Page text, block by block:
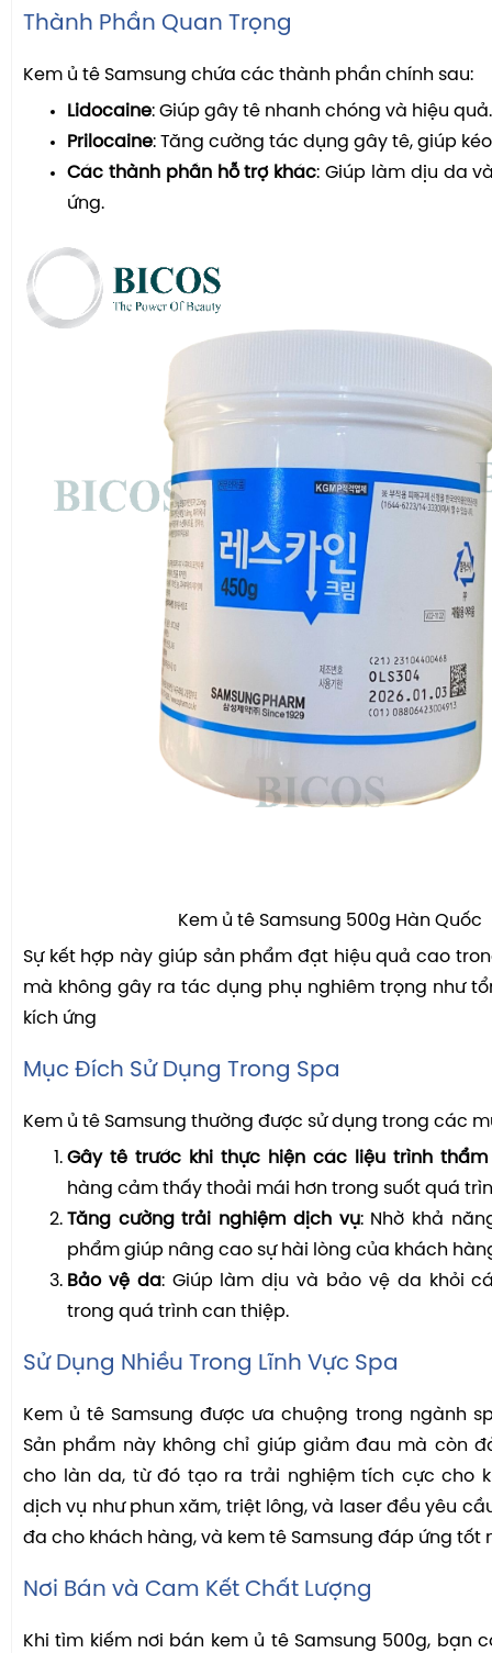
Thành Phần Quan Trọng
Kem ủ tê Samsung chứa các thành phần chính sau:
Lidocaine: Giúp gây tê nhanh chóng và hiệu quả.
Prilocaine: Tăng cường tác dụng gây tê, giúp
Các thành phần hỗ trợ khác: Giúp làm dịu da
ứng.
Kem ủ tê Samsung 500g Hàn Quốc
Sự kết hợp này giúp sản phẩm đạt hiệu quả cao
mà không gây ra tác dụng phụ nghiêm trọng như
kích ứng
Mục Đích Sử Dụng Trong Spa
Kem ủ tê Samsung thường được sử dụng trong các
Gây tê trước khi thực hiện các liệu trình thẩm
hàng cảm thấy thoải mái hơn trong suốt quá
Tăng cường trải nghiệm dịch vụ: Nhờ khả
phẩm giúp nâng cao sự hài lòng của khách
Bảo vệ da: Giúp làm dịu và bảo vệ da khỏi
trong quá trình can thiệp.
Sử Dụng Nhiều Trong Lĩnh Vực Spa
Kem ủ tê Samsung được ưa chuộng trong ngành
Sản phẩm này không chỉ giúp giảm đau mà còn
cho làn da, từ đó tạo ra trải nghiệm tích cực cho
dịch vụ như phun xăm, triệt lông, và laser đều yêu
đa cho khách hàng, và kem tê Samsung đáp ứng tốt
Nơi Bán và Cam Kết Chất Lượng
Khi tìm kiếm nơi bán kem ủ tê Samsung 500g, bạn